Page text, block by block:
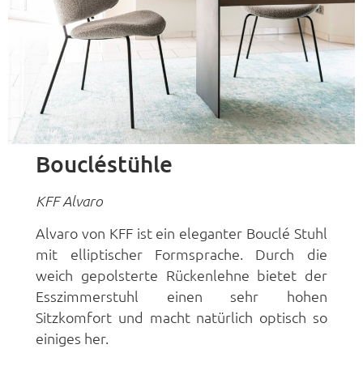
Boucléstühle
KFF Alvaro
Alvaro von KFF ist ein eleganter Bouclé Stuhl
mit elliptischer Formsprache. Durch die
weich gepolsterte Rückenlehne bietet der
Esszimmerstuhl einen sehr hohen
Sitzkomfort und macht natürlich optisch so
einiges her.